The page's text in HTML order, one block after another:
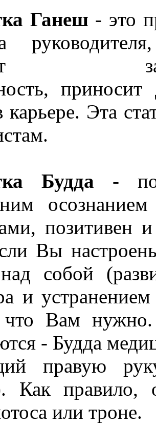
Ганеш - это
карьере. Эта
Будда -
Вы
собой
и
что Вам
- Будда
правую
Как правило,
или троне.